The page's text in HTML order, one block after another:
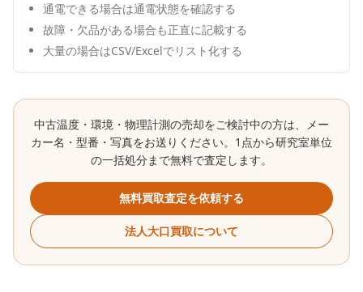
通電できる場合は通電状態を確認する
故障・欠品がある場合も正直に記載する
大量の場合はCSV/Excelでリスト化する
中古温度・環境・物理計測の売却をご検討中の方は、メー
カー名・型番・写真をお送りください。1点から研究室単位
の一括処分まで無料で査定します。
無料買取査定を依頼する
法人大口買取について